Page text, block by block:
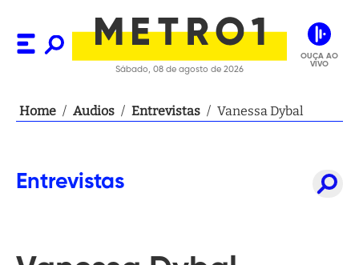
Sábado, 08 de agosto de 2026
OUÇA AO
VIVO
Home / Audios / Entrevistas / Vanessa Dybal
Entrevistas